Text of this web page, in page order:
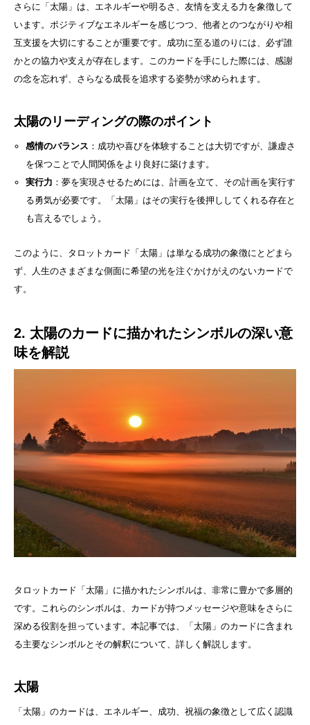
さらに「太陽」は、エネルギーや明るさ、友情を支える力を象徴して
います。ポジティブなエネルギーを感じつつ、他者とのつながりや相
互支援を大切にすることが重要です。成功に至る道のりには、必ず誰
かとの協力や支えが存在します。このカードを手にした際には、感謝
の念を忘れず、さらなる成長を追求する姿勢が求められます。
太陽のリーディングの際のポイント
感情のバランス ：成功や喜びを体験することは大切ですが、謙虚さ
を保つことで人間関係をより良好に築けます。
実行力 ：夢を実現させるためには、計画を立て、その計画を実行す
る勇気が必要です。「太陽」はその実行を後押ししてくれる存在と
も言えるでしょう。
このように、タロットカード「太陽」は単なる成功の象徴にとどまら
ず、人生のさまざまな側面に希望の光を注ぐかけがえのないカードで
す。
2. 太陽のカードに描かれたシンボルの深い意
味を解説
タロットカード「太陽」に描かれたシンボルは、非常に豊かで多層的
です。これらのシンボルは、カードが持つメッセージや意味をさらに
深める役割を担っています。本記事では、「太陽」のカードに含まれ
る主要なシンボルとその解釈について、詳しく解説します。
太陽
「太陽」のカードは、エネルギー、成功、祝福の象徴として広く認識